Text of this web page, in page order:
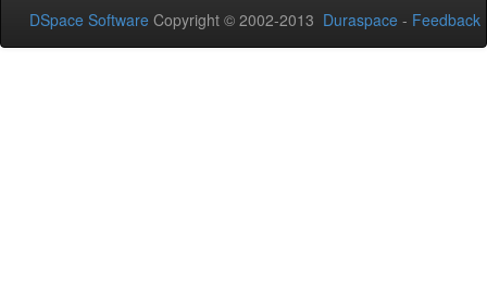
DSpace Software Copyright © 2002-2013 Duraspace - Feedback